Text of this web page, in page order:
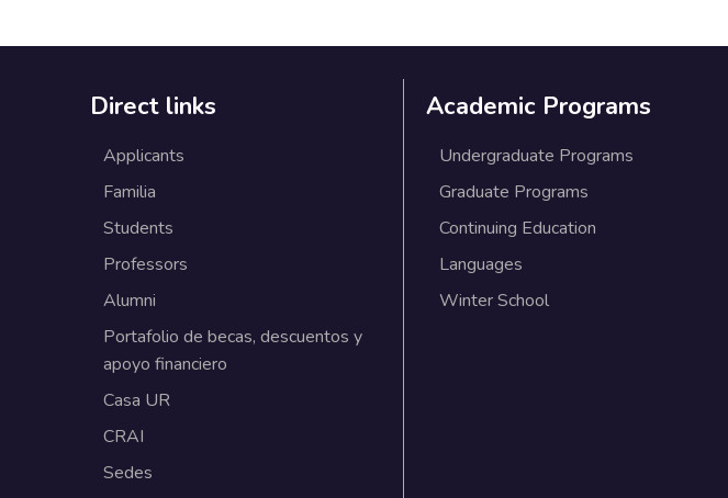
Direct links
Applicants
Familia
Students
Professors
Alumni
Portafolio de becas, descuentos y
apoyo financiero
Casa UR
CRAI
Sedes
Academic Programs
Undergraduate Programs
Graduate Programs
Continuing Education
Languages
Winter School